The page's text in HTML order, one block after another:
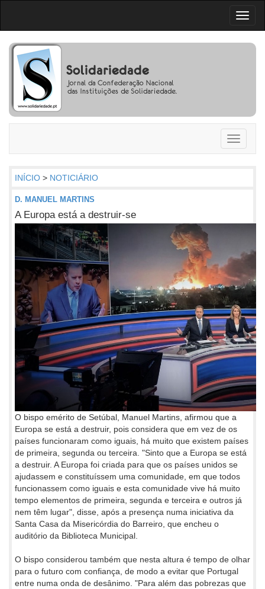
Toggle
INÍCIO > NOTICIÁRIO
D. MANUEL MARTINS
A Europa está a destruir-se
O bispo emérito de Setúbal, Manuel Martins, afirmou que a
Europa se está a destruir, pois considera que em vez de os
países funcionaram como iguais, há muito que existem países
de primeira, segunda ou terceira. "Sinto que a Europa se está
a destruir. A Europa foi criada para que os países unidos se
ajudassem e constituíssem uma comunidade, em que todos
funcionassem como iguais e esta comunidade vive há muito
tempo elementos de primeira, segunda e terceira e outros já
nem têm lugar", disse, após a presença numa iniciativa da
Santa Casa da Misericórdia do Barreiro, que encheu o
auditório da Biblioteca Municipal.
O bispo considerou também que nesta altura é tempo de olhar
para o futuro com confiança, de modo a evitar que Portugal
entre numa onda de desânimo. "Para além das pobrezas que